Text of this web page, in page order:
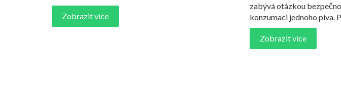
Zobrazit více
zabývá otázkou
konzumaci jednoho piva.
pohled na to, jak alkohol
jaká pravidla a
a jaké jsou nejlepší
Zobrazit více